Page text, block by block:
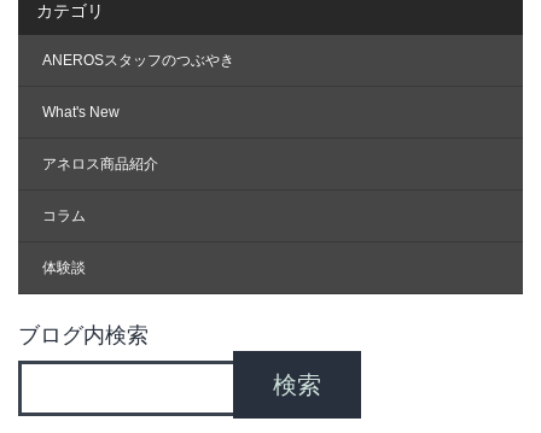
カテゴリ
ANEROSスタッフのつぶやき
What's New
アネロス商品紹介
コラム
体験談
ブログ内検索
検索